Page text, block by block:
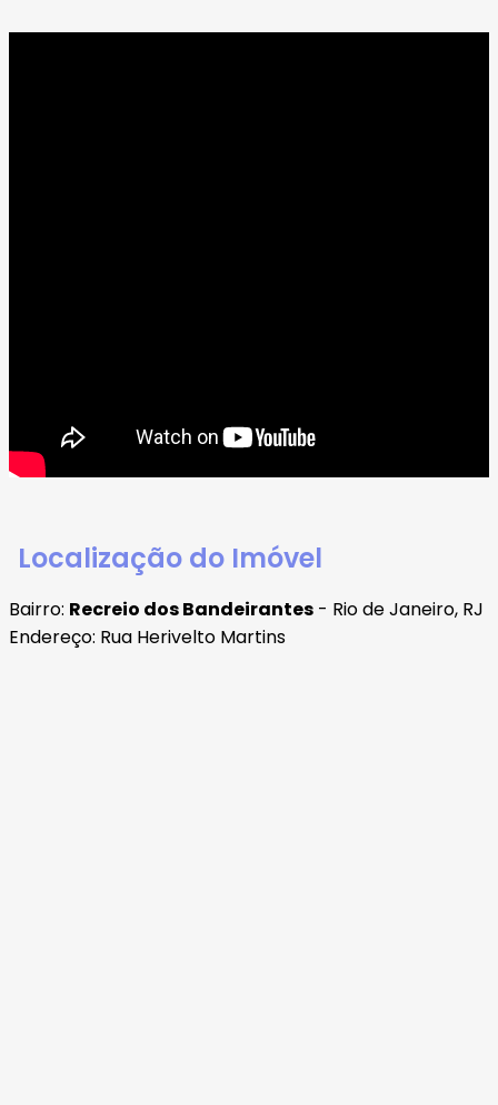
Localização do Imóvel
Bairro: Recreio dos Bandeirantes - Rio de Janeiro, RJ
Endereço: Rua Herivelto Martins